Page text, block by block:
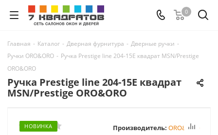
0
Главная - Каталог - Дверная фурнитура - Дверные ручки -
Ручки ORO&ORO - Ручка Prestige line 204-15E квадрат MSN/Prestige
ORO&ORO
Ручка Prestige line 204-15E квадрат
MSN/Prestige ORO&ORO
НОВИНКА Производитель: ORO&ORO